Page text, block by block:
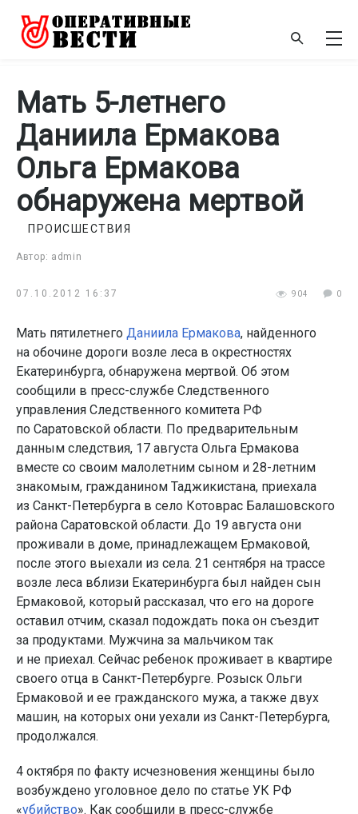
Мать 5-летнего
Даниила Ермакова
Ольга Ермакова
обнаружена мертвой
Автор: admin
ПРОИСШЕСТВИЯ
07.10.2012 16:37 904 0
Мать пятилетнего Даниила Ермакова, найденного
на обочине дороги возле леса в окрестностях
Екатеринбурга, обнаружена мертвой. Об этом
сообщили в пресс-службе Следственного
управления Следственного комитета РФ
по Саратовской области. По предварительным
данным следствия, 17 августа Ольга Ермакова
вместе со своим малолетним сыном и 28-летним
знакомым, гражданином Таджикистана, приехала
из Санкт-Петербурга в село Котоврас Балашовского
района Саратовской области. До 19 августа они
проживали в доме, принадлежащем Ермаковой,
после этого выехали из села. 21 сентября на трассе
возле леса вблизи Екатеринбурга был найден сын
Ермаковой, который рассказал, что его на дороге
оставил отчим, сказал подождать пока он съездит
за продуктами. Мужчина за мальчиком так
и не приехал. Сейчас ребенок проживает в квартире
своего отца в Санкт-Петербурге. Розыск Ольги
Ермаковой и ее гражданского мужа, а также двух
машин, на которых они уехали из Санкт-Петербурга,
продолжался.
4 октября по факту исчезновения женщины было
возбуждено уголовное дело по статье УК РФ
«убийство». Как сообщили в пресс-службе